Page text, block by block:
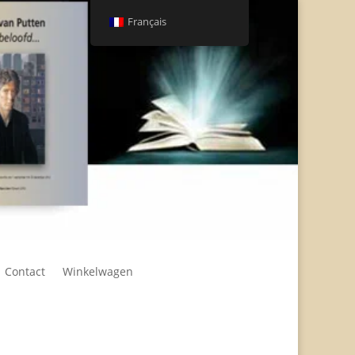
Contact Winkelwagen
Français